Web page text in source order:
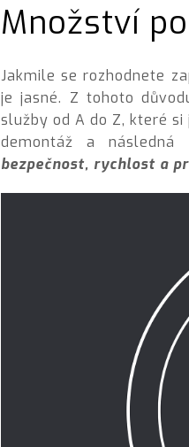
Množství
Jakmile se rozhodnete
je jasné. Z tohoto
služby od A do Z, které
demontáž a
bezpečnost, rychlost a